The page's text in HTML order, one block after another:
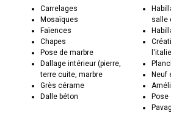
Carrelages
Mosaïques
Faïences
Chapes
Pose de marbre
Dallage intérieur (pierre,
terre cuite, marbre
Grès cérame
Dalle béton
salle
Neuf
Pose